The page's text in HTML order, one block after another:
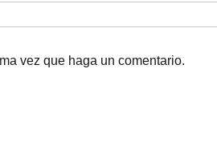
vez que haga un comentario.